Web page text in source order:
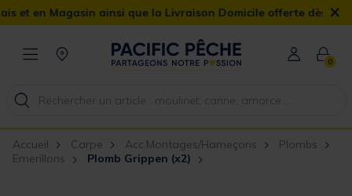
Magasin ainsi que la Livraison Domicile offerte dès 90€ ×
0
Accueil Carpe Acc.Montages/Hameçons
Plombs
Emerillons
Plomb Grippen (x2)